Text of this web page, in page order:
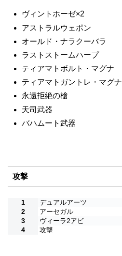
ヴィントホーゼ×2
アストラルウェポン
オールド・ナラクーバラ
ラストストームハープ
ティアマトボルト・マグナ
ティアマトガントレ・マグナ
永遠拒絶の槍
天司武器
バハムート武器
攻撃
1
デュアルアーツ
2
アーセガル
3
ヴィーラ2アビ
4
攻撃